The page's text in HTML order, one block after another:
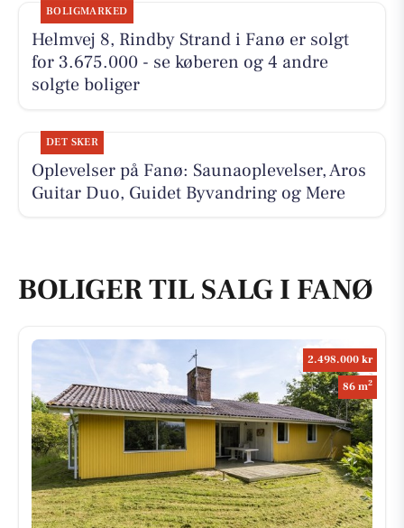
BOLIGMARKED
Helmvej 8, Rindby Strand i Fanø er solgt
for 3.675.000 - se køberen og 4 andre
solgte boliger
DET SKER
Oplevelser på Fanø: Saunaoplevelser, Aros
Guitar Duo, Guidet Byvandring og Mere
BOLIGER TIL SALG I FANØ
2.498.000 kr
86 m2